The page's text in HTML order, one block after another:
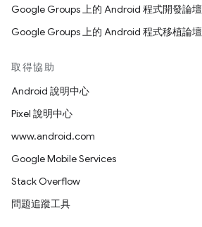
Google Groups 上的 Android 程式開發論壇
Google Groups 上的 Android 程式移植論壇
取得協助
Android 說明中心
Pixel 說明中心
www.android.com
Google Mobile Services
Stack Overflow
問題追蹤工具